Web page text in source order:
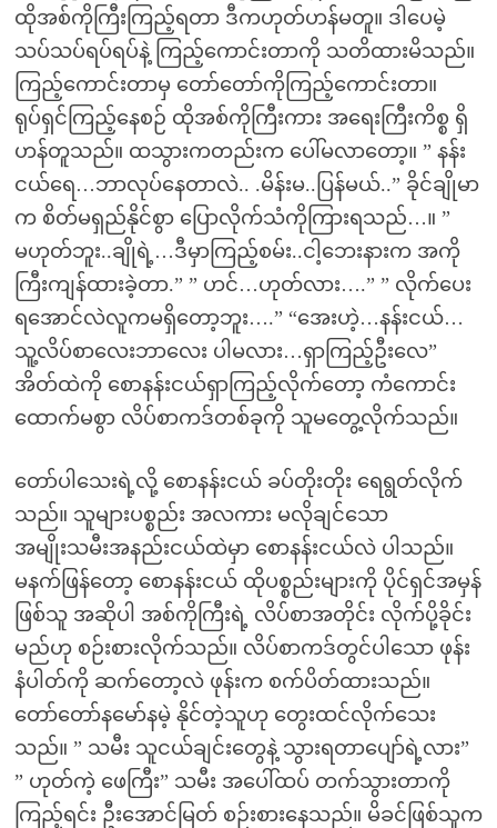
ထိုအစ်ကိုကြီးကြည့်ရတာ ဒီကဟုတ်ဟန်မတူ။ ဒါပေမဲ့
သပ်သပ်ရပ်ရပ်နဲ့ ကြည့်ကောင်းတာကို သတိထားမိသည်။
ကြည့်ကောင်းတာမှ တော်တော်ကိုကြည့်ကောင်းတာ။
ရုပ်ရှင်ကြည့်နေစဉ် ထိုအစ်ကိုကြီးကား အရေးကြီးကိစ္စ ရှိ
ဟန်တူသည်။ ထသွားကတည်းက ပေါ်မလာတော့။ ” နန်း
ငယ်ရေ…ဘာလုပ်နေတာလဲ.. .မိန်းမ..ပြန်မယ်..” ခိုင်ချိုမာ
က စိတ်မရှည်နိုင်စွာ ပြောလိုက်သံကိုကြားရသည်…။ ”
မဟုတ်ဘူး..ချိုရဲ့…ဒီမှာကြည့်စမ်း..ငါ့ဘေးနားက အကို
ကြီးကျန်ထားခဲ့တာ.” ” ဟင်…ဟုတ်လား….” ” လိုက်ပေး
ရအောင်လဲလူကမရှိတော့ဘူး….” “အေးဟဲ့…နန်းငယ်…
သူ့လိပ်စာလေးဘာလေး ပါမလား…ရှာကြည့်ဦးလေ”
အိတ်ထဲကို စောနန်းငယ်ရှာကြည့်လိုက်တော့ ကံကောင်း
ထောက်မစွာ လိပ်စာကဒ်တစ်ခုကို သူမတွေ့လိုက်သည်။
တော်ပါသေးရဲ့လို့ စောနန်းငယ် ခပ်တိုးတိုး ရေရွတ်လိုက်
သည်။ သူများပစ္စည်း အလကား မလိုချင်သော
အမျိုးသမီးအနည်းငယ်ထဲမှာ စောနန်းငယ်လဲ ပါသည်။
မနက်ဖြန်တော့ စောနန်းငယ် ထိုပစ္စည်းများကို ပိုင်ရှင်အမှန်
ဖြစ်သူ အဆိုပါ အစ်ကိုကြီးရဲ့ လိပ်စာအတိုင်း လိုက်ပို့ခိုင်း
မည်ဟု စဉ်းစားလိုက်သည်။ လိပ်စာကဒ်တွင်ပါသော ဖုန်း
နံပါတ်ကို ဆက်တော့လဲ ဖုန်းက စက်ပိတ်ထားသည်။
တော်တော်နမော်နမဲ့ နိုင်တဲ့သူဟု တွေးထင်လိုက်သေး
သည်။ ” သမီး သူငယ်ချင်းတွေနဲ့ သွားရတာပျော်ရဲ့လား”
” ဟုတ်ကဲ့ ဖေကြီး” သမီး အပေါ်ထပ် တက်သွားတာကို
ကြည့်ရင်း ဦးအောင်မြတ် စဉ်းစားနေသည်။ မိခင်ဖြစ်သူက